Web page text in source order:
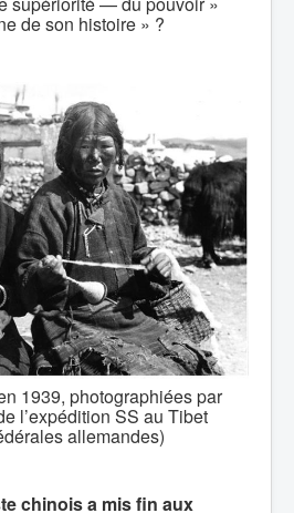
de son histoire » ?
1939, photographiées par
l’expédition SS au Tibet
allemandes)
chinois a mis fin aux